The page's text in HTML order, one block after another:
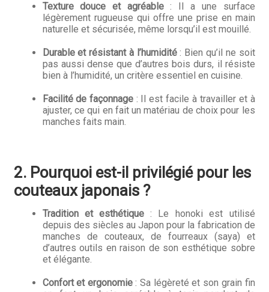
Mentions légales
Mon Compte
Partenaires
Plan du site
Politique en matière de remboursements et de retours
Questions / Réponses
Questions-Réponses?
Revendeurs
Revue de presse
Texture douce et agréable: Il a une surface
légèrement rugueuse qui offre une prise en main
naturelle et sécurisée, même lorsqu’il est mouillé.
Durable et résistant à l’humidité: Bien qu’il ne soit
pas aussi dense que d’autres bois durs, il résiste
bien à l’humidité, un critère essentiel en cuisine.
Facilité de façonnage: Il est facile à travailler et à
ajuster, ce qui en fait un matériau de choix pour les
manches faits main.
2. Pourquoi est-il privilégié pour les
couteaux japonais ?
Tradition et esthétique: Le honoki est utilisé
depuis des siècles au Japon pour la fabrication de
manches de couteaux, de fourreaux (saya) et
d’autres outils en raison de son esthétique sobre
et élégante.
Confort et ergonomie: Sa légèreté et son grain fin